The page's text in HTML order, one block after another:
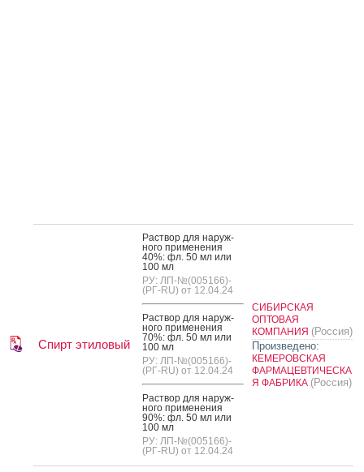
Спирт этиловый
Рас­твор для на­руж­
но­го при­мене­ния
40%: фл. 50 мл или
100 мл
РУ: ЛП-№(005166)-
(РГ-RU) от 12.04.24
Рас­твор для на­руж­
но­го при­мене­ния
70%: фл. 50 мл или
100 мл
РУ: ЛП-№(005166)-
(РГ-RU) от 12.04.24
Рас­твор для на­руж­
но­го при­мене­ния
90%: фл. 50 мл или
100 мл
РУ: ЛП-№(005166)-
(РГ-RU) от 12.04.24
СИБИРСКАЯ
ОПТОВАЯ
КОМПАНИЯ (Россия)
Произведено:
КЕМЕРОВСКАЯ
ФАРМАЦЕВТИЧЕСКА
Я ФАБРИКА (Россия)